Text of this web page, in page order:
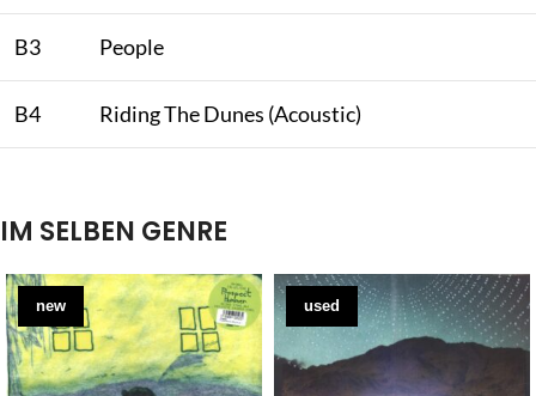
B3 People
B4 Riding The Dunes (Acoustic)
IM SELBEN GENRE
new used